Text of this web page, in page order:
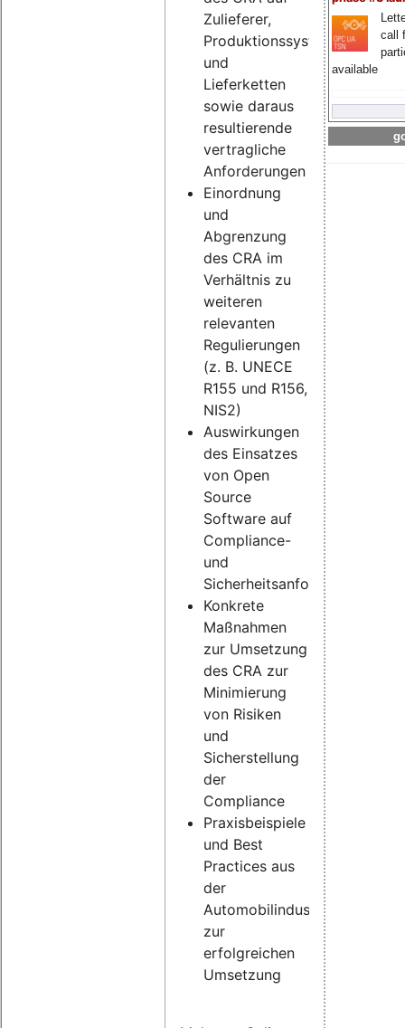
call
available
Zulieferer,
Produktionssysteme
und
Lieferketten
sowie daraus
resultierende
vertragliche
Anforderungen
Einordnung
und
Abgrenzung
des CRA im
Verhältnis zu
weiteren
relevanten
Regulierungen
(z. B. UNECE
R155 und R156,
NIS2)
Auswirkungen
des Einsatzes
von Open
Source
Software auf
Compliance-
und
Sicherheitsanforderungen
Konkrete
Maßnahmen
zur Umsetzung
des CRA zur
Minimierung
von Risiken
und
Sicherstellung
der
Compliance
Praxisbeispiele
und Best
Practices aus
der
Automobilindustrie
zur
erfolgreichen
Umsetzung